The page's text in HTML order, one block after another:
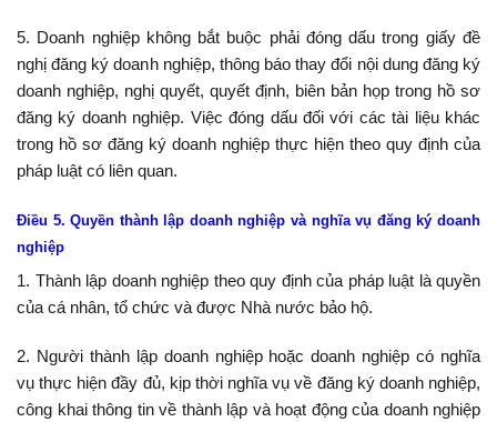
5. Doanh nghiệp không bắt buộc phải đóng dấu trong giấy đề
nghị đăng ký doanh nghiệp, thông báo thay đổi nội dung đăng ký
doanh nghiệp, nghị quyết, quyết định, biên bản họp trong hồ sơ
đăng ký doanh nghiệp. Việc đóng dấu đối với các tài liệu khác
trong hồ sơ đăng ký doanh nghiệp thực hiện theo quy định của
pháp luật có liên quan.
Điều 5. Quyền thành lập doanh nghiệp và nghĩa vụ đăng ký doanh
nghiệp
1. Thành lập doanh nghiệp theo quy định của pháp luật là quyền
của cá nhân, tổ chức và được Nhà nước bảo hộ.
2. Người thành lập doanh nghiệp hoặc doanh nghiệp có nghĩa
vụ thực hiện đầy đủ, kịp thời nghĩa vụ về đăng ký doanh nghiệp,
công khai thông tin về thành lập và hoạt động của doanh nghiệp